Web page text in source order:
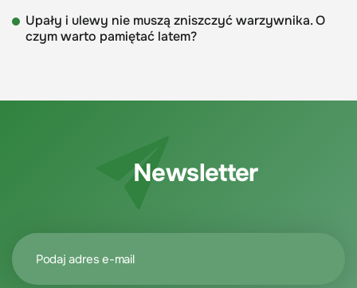
Upały i ulewy nie muszą zniszczyć warzywnika. O
czym warto pamiętać latem?
Newsletter